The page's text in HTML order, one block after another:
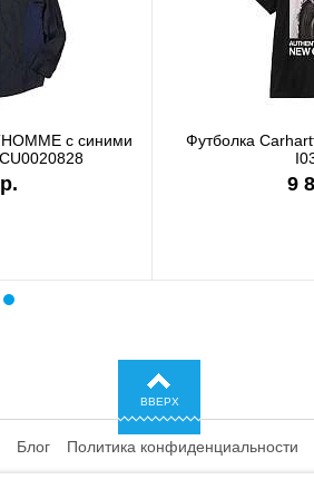
Футболка Carhartt WIP garment dyed
ВВЕРХ
Блог Политика конфиденциальности